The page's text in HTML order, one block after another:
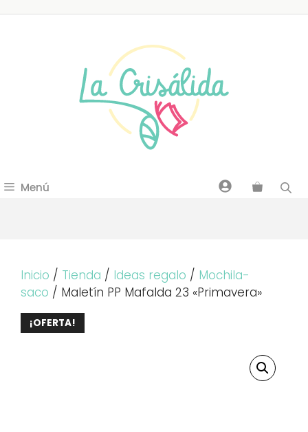
Menú
Inicio / Tienda / Ideas regalo / Mochila-
saco / Maletín PP Mafalda 23 «Primavera»
¡OFERTA!